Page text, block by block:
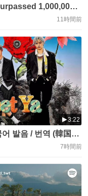
1,000,000
11時間前
3:22
는 일본
음(TXT 日本曲
7時間前